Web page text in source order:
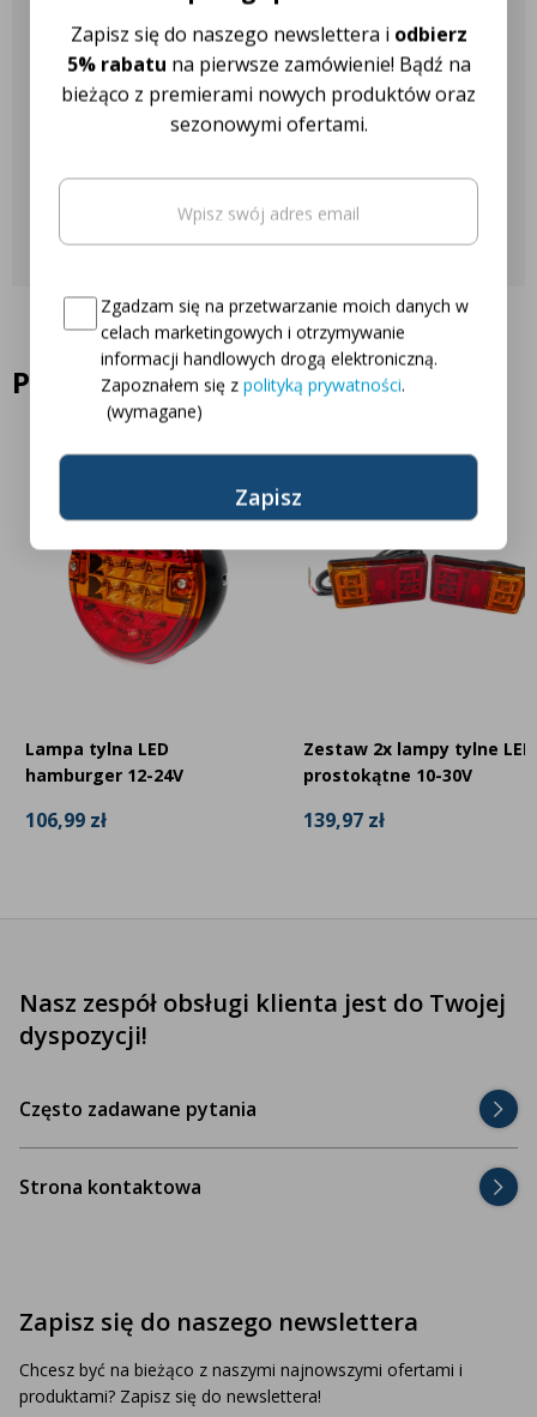
Wtyczkę 7-pin wystarczy zatrzasnąć lub wkręcić we wtyczkę
pojazdu. Antena radiowa zapewnia bezprzewodowe połączenie
Bluetooth z tylnymi światłami i ma zasięg 30 metrów. Nie ma
potrzeby układania kabli! Tylne światła są zasilane wbudowanymi
akumulatorami, które można ładować za pomocą portu USB w
komputerze lub zapalniczce.
Nasza obsługa klienta jest do
Twojej dyspozycji!
Najczęściej zadawane pytania
Skontaktuj się z nami
Podobne produkty
Lampa tylna LED
hamburger 12-24V
106,99 zł
Zestaw 2x lampy tylne LED
prostokątne 10-30V
139,97 zł
Nasz zespół obsługi klienta jest do Twojej
dyspozycji!
Często zadawane pytania
Strona kontaktowa
Zapisz się do naszego newslettera
Chcesz być na bieżąco z naszymi najnowszymi ofertami i
produktami? Zapisz się do newslettera!
Zapisz się do naszego newslettera i odbierz
5% rabatu na pierwsze zamówienie! Bądź na
bieżąco z premierami nowych produktów oraz
sezonowymi ofertami.
Email
Consent (wymagane)
Zgadzam się na przetwarzanie moich danych w
celach marketingowych i otrzymywanie
informacji handlowych drogą elektroniczną.
Zapoznałem się z polityką prywatności.
(wymagane)
Oto Twój kod zniżkowy na